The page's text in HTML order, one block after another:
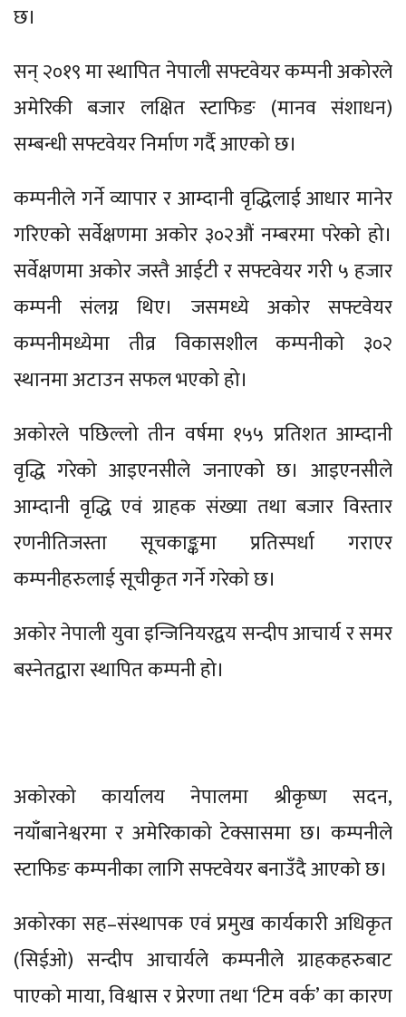
छ।
सन् २०१९ मा स्थापित नेपाली सफ्टवेयर कम्पनी अकोरले
अमेरिकी बजार लक्षित स्टाफिङ (मानव संशाधन)
सम्बन्धी सफ्टवेयर निर्माण गर्दै आएको छ।
कम्पनीले गर्ने व्यापार र आम्दानी वृद्धिलाई आधार मानेर
गरिएको सर्वेक्षणमा अकोर ३०२औं नम्बरमा परेको हो।
सर्वेक्षणमा अकोर जस्तै आईटी र सफ्टवेयर गरी ५ हजार
कम्पनी संलग्न थिए। जसमध्ये अकोर सफ्टवेयर
कम्पनीमध्येमा तीव्र विकासशील कम्पनीको ३०२
स्थानमा अटाउन सफल भएको हो।
अकोरले पछिल्लो तीन वर्षमा १५५ प्रतिशत आम्दानी
वृद्धि गरेको आइएनसीले जनाएको छ। आइएनसीले
आम्दानी वृद्धि एवं ग्राहक संख्या तथा बजार विस्तार
रणनीतिजस्ता सूचकाङ्कमा प्रतिस्पर्धा गराएर
कम्पनीहरुलाई सूचीकृत गर्ने गरेको छ।
अकोर नेपाली युवा इन्जिनियरद्वय सन्दीप आचार्य र समर
बस्नेतद्वारा स्थापित कम्पनी हो।
अकोरको कार्यालय नेपालमा श्रीकृष्ण सदन,
नयाँबानेश्वरमा र अमेरिकाको टेक्सासमा छ। कम्पनीले
स्टाफिङ कम्पनीका लागि सफ्टवेयर बनाउँदै आएको छ।
अकोरका सह–संस्थापक एवं प्रमुख कार्यकारी अधिकृत
(सिईओ) सन्दीप आचार्यले कम्पनीले ग्राहकहरुबाट
पाएको माया, विश्वास र प्रेरणा तथा ‘टिम वर्क’ का कारण